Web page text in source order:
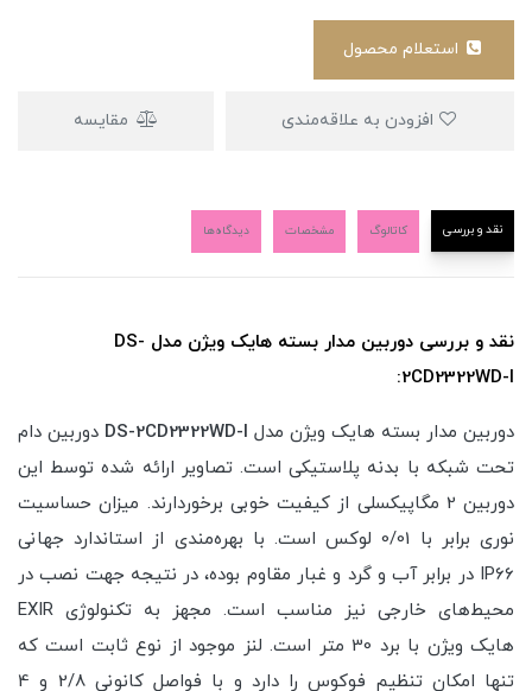
مقایسه
نقد و بررسی کاتالوگ مشخصات دیدگاه‌ها
نقد و بررسی دوربین مدار بسته هایک ویژن مدل DS-
2CD2322WD-I:
دوربین مدار بسته هایک ویژن مدل DS-2CD2322WD-I دوربین دام
تحت شبکه با بدنه پلاستیکی است. تصاویر ارائه شده توسط این
دوربین 2 مگاپیکسلی از کیفیت خوبی برخوردارند. میزان حساسیت
نوری برابر با 0/01 لوکس است. با بهره‌مندی از استاندارد جهانی
IP66 در برابر آب و گرد و غبار مقاوم بوده، در نتیجه جهت نصب در
محیط‌های خارجی نیز مناسب است. مجهز به تکنولوژی EXIR
هایک ویژن با برد 30 متر است. لنز موجود از نوع ثابت است که
تنها امکان تنظیم فوکوس را دارد و با فواصل کانونی 2/8 و 4